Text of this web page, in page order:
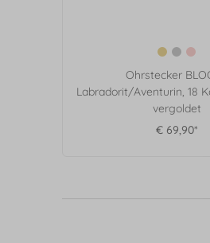
Ohrstecker
Labradorit/Aventurin, 18
vergoldet
€ 69,90*